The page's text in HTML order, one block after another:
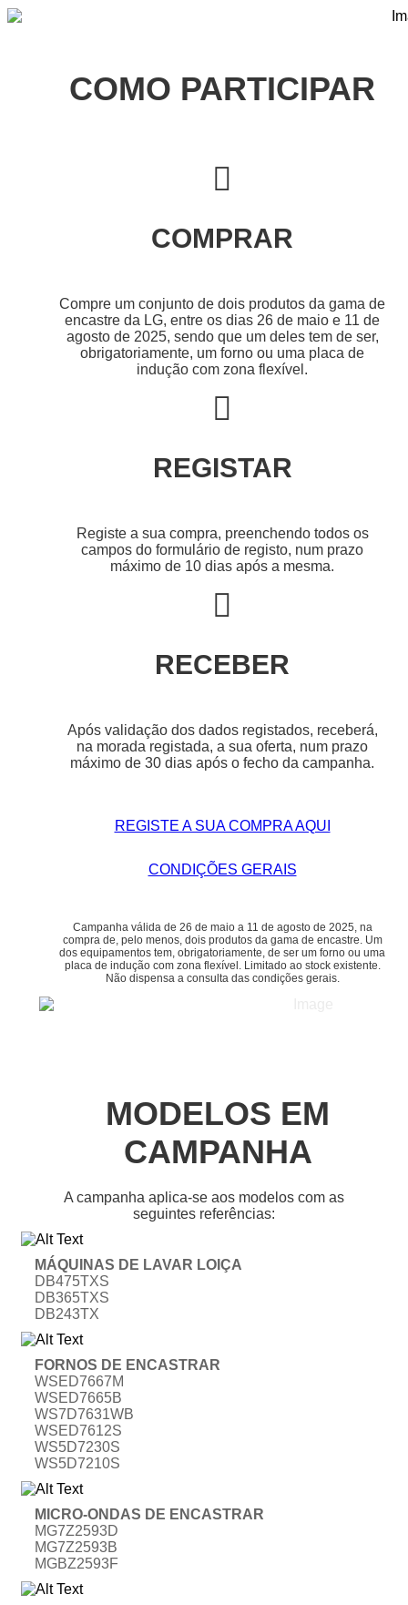
COMO PARTICIPAR
COMPRAR
Compre um conjunto de dois produtos da gama de
encastre da LG, entre os dias 26 de maio e 11 de
agosto de 2025, sendo que um deles tem de ser,
obrigatoriamente, um forno ou uma placa de
indução com zona flexível.
REGISTAR
Registe a sua compra, preenchendo todos os
campos do formulário de registo, num prazo
máximo de 10 dias após a mesma.
RECEBER
Após validação dos dados registados, receberá,
na morada registada, a sua oferta, num prazo
máximo de 30 dias após o fecho da campanha.
REGISTE A SUA COMPRA AQUI
CONDIÇÕES GERAIS
Campanha válida de 26 de maio a 11 de agosto de 2025, na
compra de, pelo menos, dois produtos da gama de encastre. Um
dos equipamentos tem, obrigatoriamente, de ser um forno ou uma
placa de indução com zona flexível. Limitado ao stock existente.
Não dispensa a consulta das condições gerais.
MODELOS EM
CAMPANHA
A campanha aplica-se aos modelos com as
seguintes referências:
MÁQUINAS DE LAVAR LOIÇA
DB475TXS
DB365TXS
DB243TX
FORNOS DE ENCASTRAR
WSED7667M
WSED7665B
WS7D7631WB
WSED7612S
WS5D7230S
WS5D7210S
MICRO-ONDAS DE ENCASTRAR
MG7Z2593D
MG7Z2593B
MGBZ2593F